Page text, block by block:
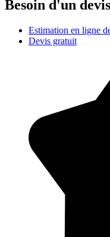
Besoin d'un
Estimation en ligne
Devis gratuit